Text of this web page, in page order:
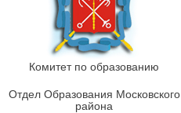
Комитет по образованию
Отдел Образования Московского
района